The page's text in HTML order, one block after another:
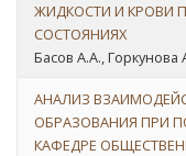
ЖИДКОСТИ И КРОВИ
СОСТОЯНИЯХ
Басов А.А., Горкунова
АНАЛИЗ
ОБРАЗОВАНИЯ ПРИ
КАФЕДРЕ